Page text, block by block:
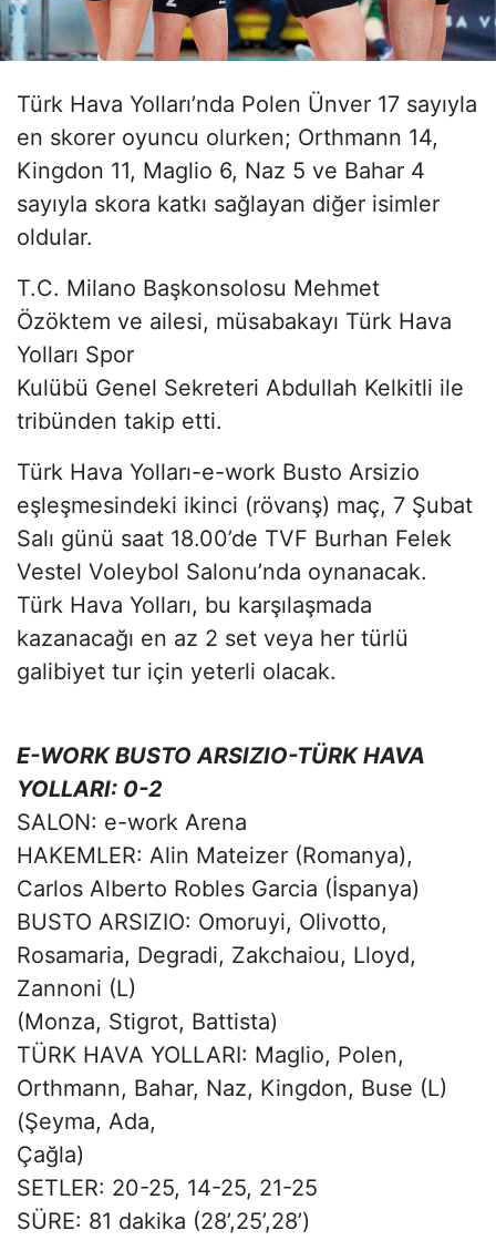
Türk Hava Yolları’nda Polen Ünver 17 sayıyla
en skorer oyuncu olurken; Orthmann 14,
Kingdon 11, Maglio 6, Naz 5 ve Bahar 4
sayıyla skora katkı sağlayan diğer isimler
oldular.
T.C. Milano Başkonsolosu Mehmet
Özöktem ve ailesi, müsabakayı Türk Hava
Yolları Spor
Kulübü Genel Sekreteri Abdullah Kelkitli ile
tribünden takip etti.
Türk Hava Yolları-e-work Busto Arsizio
eşleşmesindeki ikinci (rövanş) maç, 7 Şubat
Salı günü saat 18.00’de TVF Burhan Felek
Vestel Voleybol Salonu’nda oynanacak.
Türk Hava Yolları, bu karşılaşmada
kazanacağı en az 2 set veya her türlü
galibiyet tur için yeterli olacak.
E-WORK BUSTO ARSIZIO-TÜRK HAVA
YOLLARI: 0-2
SALON: e-work Arena
HAKEMLER: Alin Mateizer (Romanya),
Carlos Alberto Robles Garcia (İspanya)
BUSTO ARSIZIO: Omoruyi, Olivotto,
Rosamaria, Degradi, Zakchaiou, Lloyd,
Zannoni (L)
(Monza, Stigrot, Battista)
TÜRK HAVA YOLLARI: Maglio, Polen,
Orthmann, Bahar, Naz, Kingdon, Buse (L)
(Şeyma, Ada,
Çağla)
SETLER: 20-25, 14-25, 21-25
SÜRE: 81 dakika (28’,25’,28’)